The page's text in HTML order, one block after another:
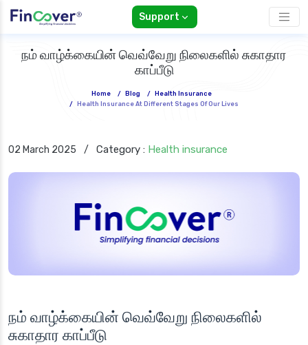
Support
நம் வாழ்க்கையின் வெவ்வேறு நிலைகளில் சுகாதார
காப்பீடு
Home / Blog /
Health Insurance
/
Health Insurance At Different Stages Of Our Lives
02 March 2025 / Category : Health insurance
நம் வாழ்க்கையின் வெவ்வேறு நிலைகளில்
சுகாதார காப்பீடு